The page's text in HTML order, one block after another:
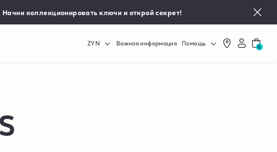
Начни коллекционировать ключи и открой секрет!
ZYN Важная информация Помощь